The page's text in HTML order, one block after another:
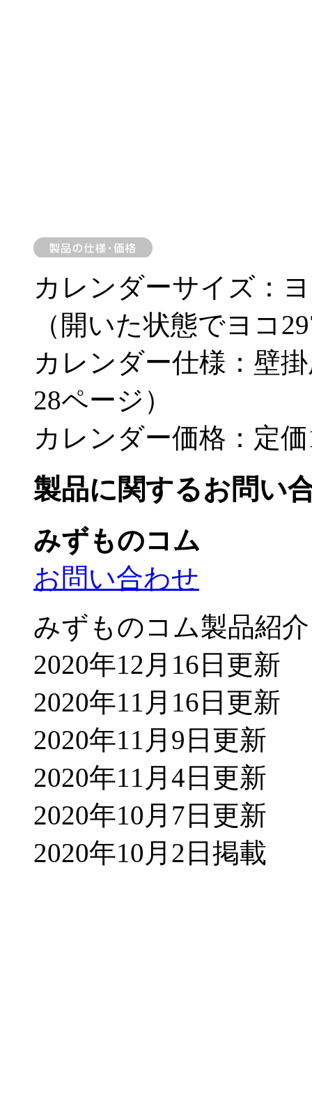
カレンダーサイズ：
（開いた状態でヨコ
カレンダー仕様：壁
28ページ）
カレンダー価格：定
製品に関するお問い
みずものコム
お問い合わせ
みずものコム製品紹
2020年12月16日更新
2020年11月16日更新
2020年11月9日更新
2020年11月4日更新
2020年10月7日更新
2020年10月2日掲載